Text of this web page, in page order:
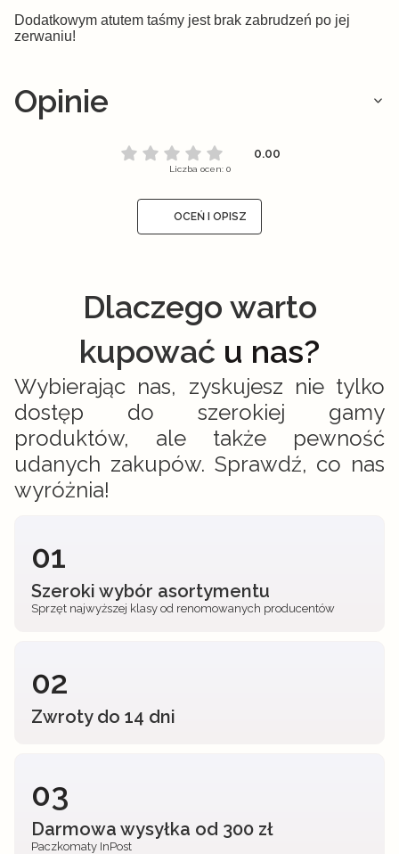
Dodatkowym atutem taśmy jest brak zabrudzeń po jej
zerwaniu!
Opinie
0.00
Liczba ocen: 0
OCEŃ I OPISZ
Dlaczego warto
kupować u nas?
Wybierając nas, zyskujesz nie tylko
dostęp do szerokiej gamy
produktów, ale także pewność
udanych zakupów. Sprawdź, co nas
wyróżnia!
01
Szeroki wybór asortymentu
Sprzęt najwyższej klasy od renomowanych producentów
02
Zwroty do 14 dni
03
Darmowa wysyłka od 300 zł
Paczkomaty InPost